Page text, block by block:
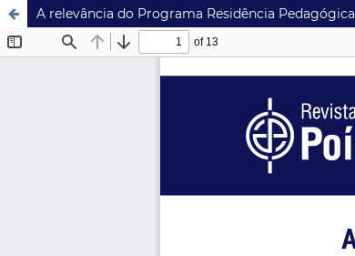
A relevância do Programa Residência